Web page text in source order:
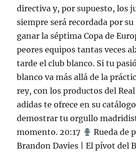
directiva y, por supuesto, los
siempre será recordada por su
ganar la séptima Copa de
peores equipos tantas veces
tarde el club blanco. Si tu
blanco va más allá de la
rey, con los productos del
adidas te ofrece en su
demostrar tu orgullo
momento. 20:17
Rueda de
Brandon Davies | El pívot del